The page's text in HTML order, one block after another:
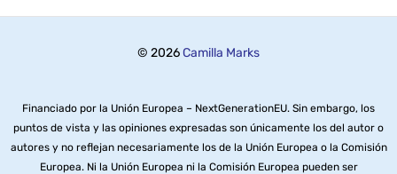
© 2026Camilla Marks
Financiado por la Unión Europea – NextGenerationEU. Sin embargo, los
puntos de vista y las opiniones expresadas son únicamente los del autor o
autores y no reflejan necesariamente los de la Unión Europea o la Comisión
Europea. Ni la Unión Europea ni la Comisión Europea pueden ser